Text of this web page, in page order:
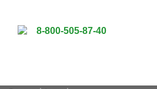
8-800-505-87-40